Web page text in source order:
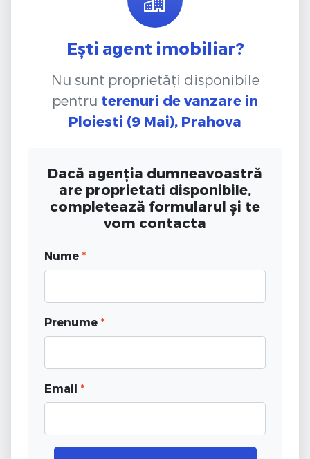
Ești agent imobiliar?
Nu sunt proprietăți disponibile
pentru terenuri de vanzare in
Ploiesti (9 Mai), Prahova
Dacă agenția dumneavoastră
are proprietati disponibile,
completează formularul și te
vom contacta
Nume *
Prenume *
Email *